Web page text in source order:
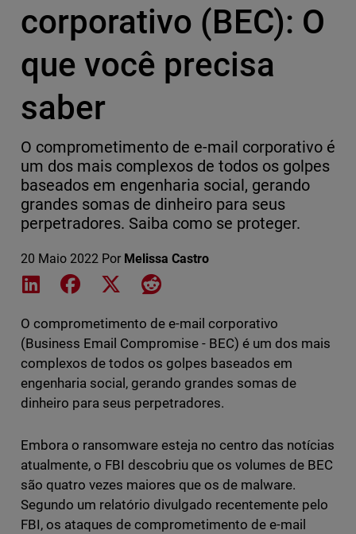
corporativo (BEC): O
que você precisa
saber
O comprometimento de e-mail corporativo é
um dos mais complexos de todos os golpes
baseados em engenharia social, gerando
grandes somas de dinheiro para seus
perpetradores. Saiba como se proteger.
20 Maio 2022 Por Melissa Castro
Share on LinkedIn
Share on Facebook
Share on XShare on Reddit
O comprometimento de e-mail corporativo
(Business Email Compromise - BEC) é um dos mais
complexos de todos os golpes baseados em
engenharia social, gerando grandes somas de
dinheiro para seus perpetradores.
Embora o ransomware esteja no centro das notícias
atualmente, o FBI descobriu que os volumes de BEC
são quatro vezes maiores que os de malware.
Segundo um relatório divulgado recentemente pelo
FBI, os ataques de comprometimento de e-mail